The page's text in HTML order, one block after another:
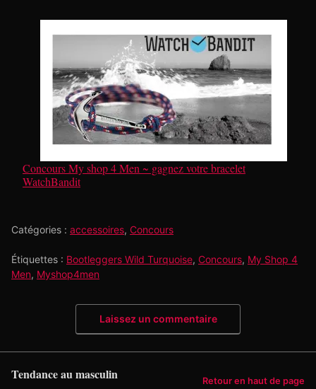
Concours My shop 4 Men ~ gagnez votre bracelet
WatchBandit
Catégories : accessoires, Concours
Étiquettes : Bootleggers Wild Turquoise, Concours, My Shop 4
Men, Myshop4men
Laissez un commentaire
Tendance au masculin Retour en haut de page